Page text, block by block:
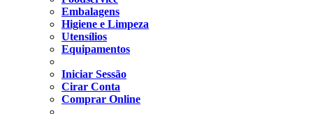
Embalagens
Higiene e Limpeza
Utensílios
Equipamentos
Iniciar Sessão
Cirar Conta
Comprar Online